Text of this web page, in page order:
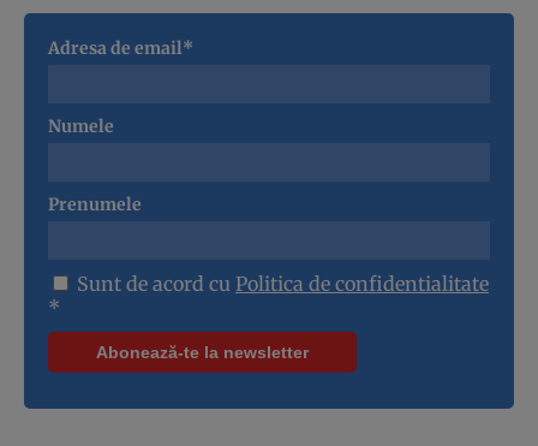
Adresa de email*
Numele
Prenumele
Sunt de acord cu Politica de confidentialitate
*